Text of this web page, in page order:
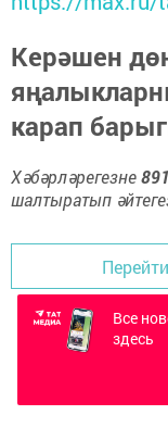
Керәшен
карап
Хәбәрләрегезне
шалтыратып
Все
здесь